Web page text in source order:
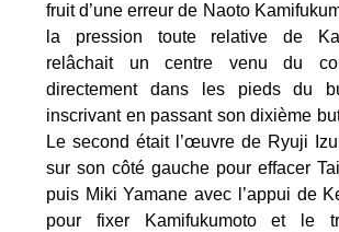
fruit d’une erreur de Naoto
la pression toute relative de
relâchait un centre venu du
directement dans les pieds du
inscrivant en passant son dixième
Le second était l’œuvre de Ryuji
sur son côté gauche pour effacer
puis Miki Yamane avec l’appui de
pour fixer Kamifukumoto et le